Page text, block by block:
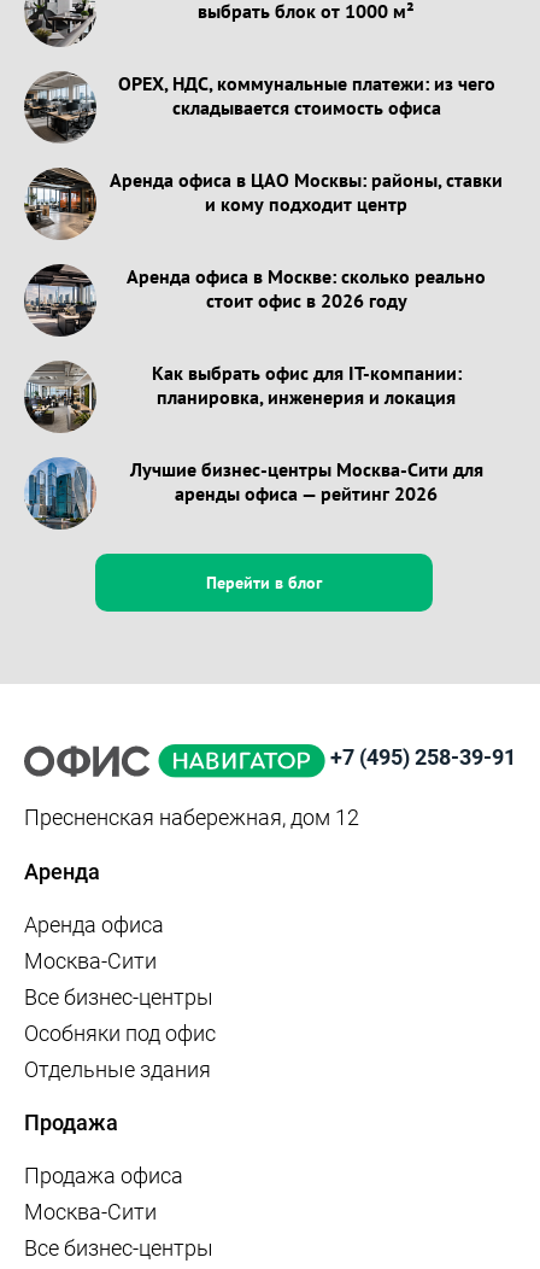
выбрать блок от 1000 м²
OPEX, НДС, коммунальные платежи: из чего
складывается стоимость офиса
Аренда офиса в ЦАО Москвы: районы, ставки
и кому подходит центр
Аренда офиса в Москве: сколько реально
стоит офис в 2026 году
Как выбрать офис для IT-компании:
планировка, инженерия и локация
Лучшие бизнес-центры Москва-Сити для
аренды офиса — рейтинг 2026
Перейти в блог
+7 (495) 258-39-91
Пресненская набережная, дом 12
Аренда
Аренда офиса
Москва-Сити
Все бизнес-центры
Особняки под офис
Отдельные здания
Продажа
Продажа офиса
Москва-Сити
Все бизнес-центры